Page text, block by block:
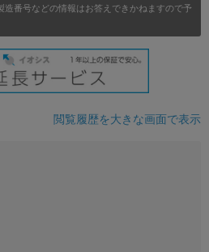
造番号などの情報はお答えできかねますので予
閲覧履歴を大きな画面で表示
月 まで
ます。